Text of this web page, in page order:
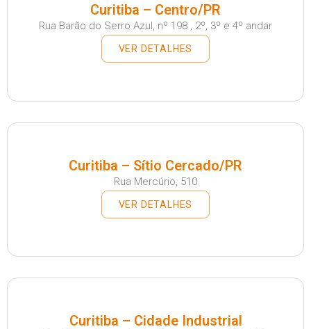
Curitiba – Centro/PR
Rua Barão do Serro Azul, nº 198 , 2º, 3º e 4º andar
VER DETALHES
Curitiba – Sítio Cercado/PR
Rua Mercúrio, 510
VER DETALHES
Curitiba – Cidade Industrial